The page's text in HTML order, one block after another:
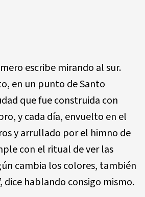
escribe mirando al sur.
en un punto de Santo
que fue construida con
y cada día, envuelto en el
y arrullado por el himno de
con el ritual de ver las
cambia los colores, también
dice hablando consigo mismo.